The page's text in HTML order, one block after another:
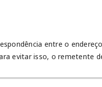
entre o
evitar isso, o remetente